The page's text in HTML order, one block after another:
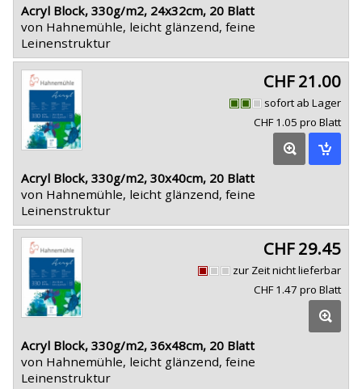
Acryl Block, 330g/m2, 24x32cm, 20 Blatt
von Hahnemühle, leicht glänzend, feine
Leinenstruktur
CHF 21.00
sofort ab Lager
CHF 1.05 pro Blatt
Acryl Block, 330g/m2, 30x40cm, 20 Blatt
von Hahnemühle, leicht glänzend, feine
Leinenstruktur
CHF 29.45
zur Zeit nicht lieferbar
CHF 1.47 pro Blatt
Acryl Block, 330g/m2, 36x48cm, 20 Blatt
von Hahnemühle, leicht glänzend, feine
Leinenstruktur